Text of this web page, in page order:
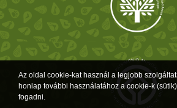
Az oldal cookie-kat használ a legjobb
honlap további használatához a cookie-k
fogadni.